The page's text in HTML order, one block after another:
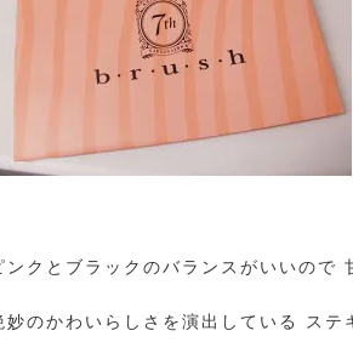
ンクとブラックのバランスがいいので
妙のかわいらしさを演出している ステ